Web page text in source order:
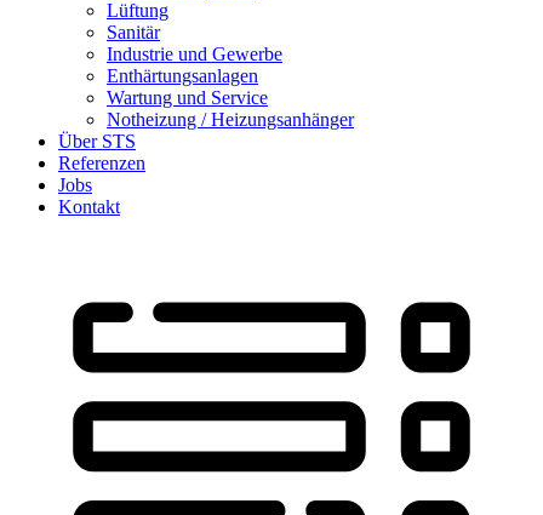
Lüftung
Sanitär
Industrie und Gewerbe
Enthärtungsanlagen
Wartung und Service
Notheizung / Heizungsanhänger
Über STS
Referenzen
Jobs
Kontakt